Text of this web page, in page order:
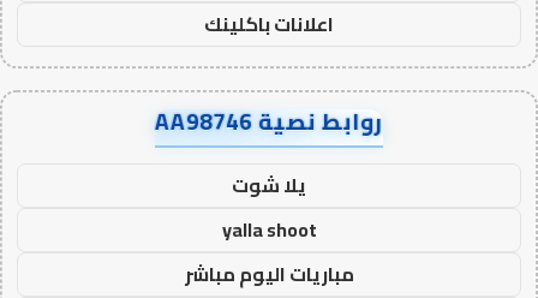
اعلانات باكلينك
روابط نصية AA98746
يلا شوت
yalla shoot
مباريات اليوم مباشر